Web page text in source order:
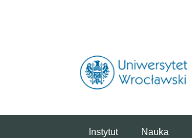
Instytut Nauka